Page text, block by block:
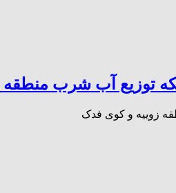
توزیع آب شرب
زوییه و کوی فدک